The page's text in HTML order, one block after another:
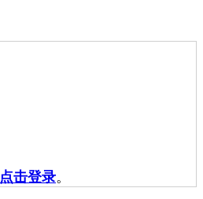
点击登录。